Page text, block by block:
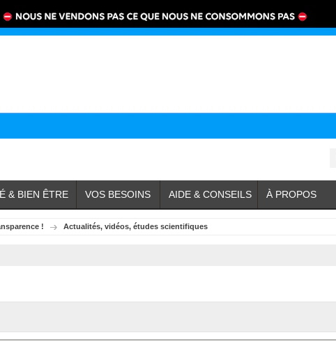
& BIEN ÊTRE VOS BESOINS AIDE & CONSEILS À PROPOS
! Actualités, vidéos, études scientifiques